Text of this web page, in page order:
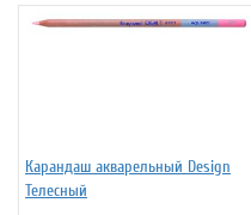
Карандаш акварельный Design
Телесный